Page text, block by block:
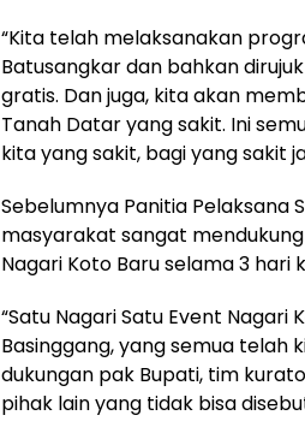
“Kita telah melaksanakan
Batusangkar dan bahkan
gratis. Dan juga, kita akan
Tanah Datar yang sakit. Ini
kita yang sakit, bagi yang sakit
Sebelumnya Panitia Pelaksana
masyarakat sangat
Nagari Koto Baru selama 3 hari
“Satu Nagari Satu Event
Basinggang, yang semua telah
dukungan pak Bupati, tim
pihak lain yang tidak bisa